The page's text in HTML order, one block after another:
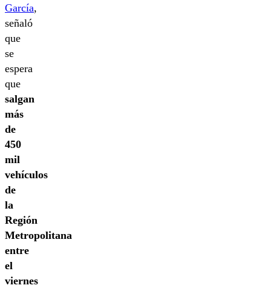
García,
señaló
que
se
espera
que
salgan
más
de
450
mil
vehículos
de
la
Región
Metropolitana
entre
el
viernes